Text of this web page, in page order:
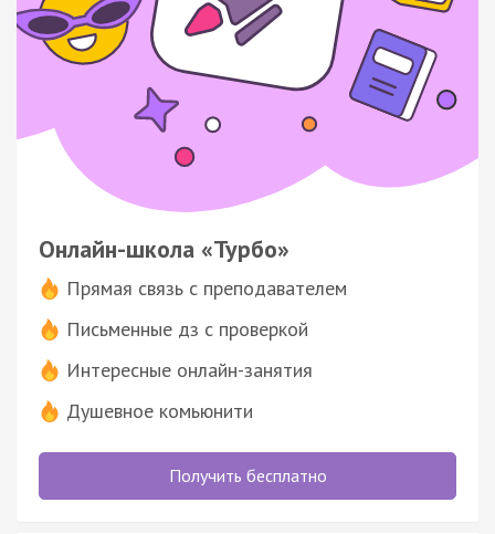
Онлайн-школа «Турбо»
Прямая связь с преподавателем
Письменные дз с проверкой
Интересные онлайн-занятия
Душевное комьюнити
Получить бесплатно